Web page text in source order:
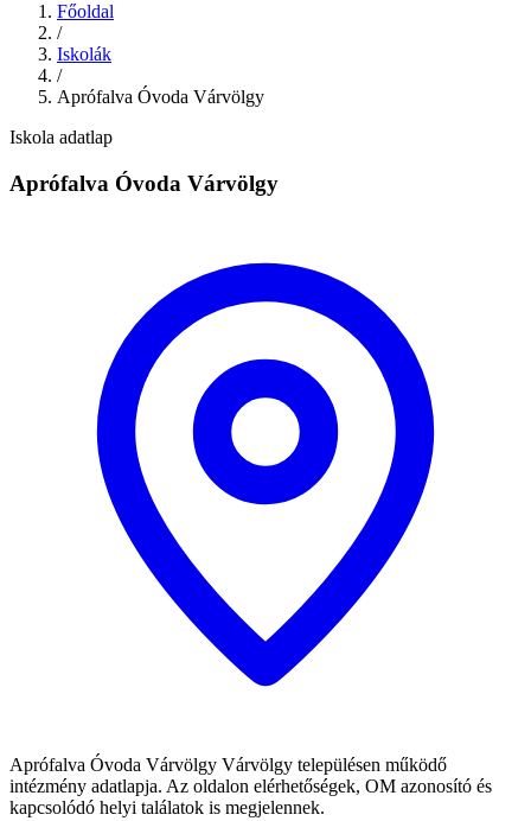
Főoldal
/
Iskolák
/
Aprófalva Óvoda Várvölgy
Iskola adatlap
Aprófalva Óvoda Várvölgy
Aprófalva Óvoda Várvölgy Várvölgy településen működő
intézmény adatlapja. Az oldalon elérhetőségek, OM azonosító és
kapcsolódó helyi találatok is megjelennek.